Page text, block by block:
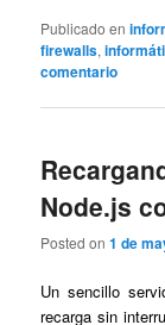
Publicado en
firewalls,
comentario
Node.js
Posted on1 de
Un sencillo
recarga sin